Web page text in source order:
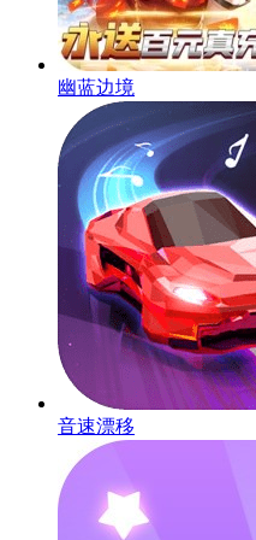
幽蓝边境
音速漂移